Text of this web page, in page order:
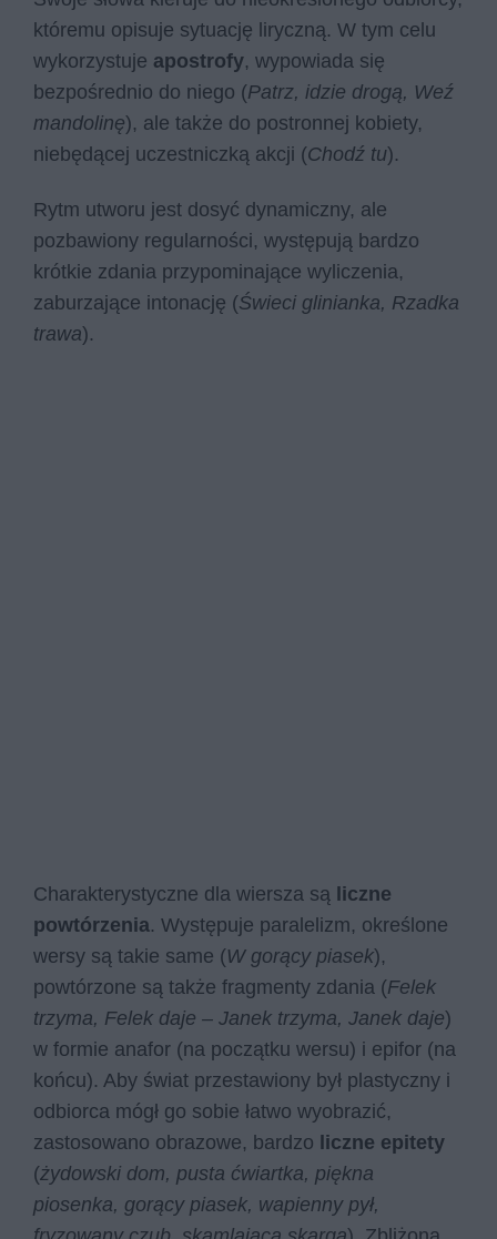
któremu opisuje sytuację liryczną. W tym celu
wykorzystuje apostrofy, wypowiada się
bezpośrednio do niego (Patrz, idzie drogą, Weź
mandolinę), ale także do postronnej kobiety,
niebędącej uczestniczką akcji (Chodź tu).
Rytm utworu jest dosyć dynamiczny, ale
pozbawiony regularności, występują bardzo
krótkie zdania przypominające wyliczenia,
zaburzające intonację (Świeci glinianka, Rzadka
trawa).
Charakterystyczne dla wiersza są liczne
powtórzenia. Występuje paralelizm, określone
wersy są takie same (W gorący piasek),
powtórzone są także fragmenty zdania (Felek
trzyma, Felek daje – Janek trzyma, Janek daje)
w formie anafor (na początku wersu) i epifor (na
końcu). Aby świat przestawiony był plastyczny i
odbiorca mógł go sobie łatwo wyobrazić,
zastosowano obrazowe, bardzo liczne epitety
(żydowski dom, pusta ćwiartka, piękna
piosenka, gorący piasek, wapienny pył,